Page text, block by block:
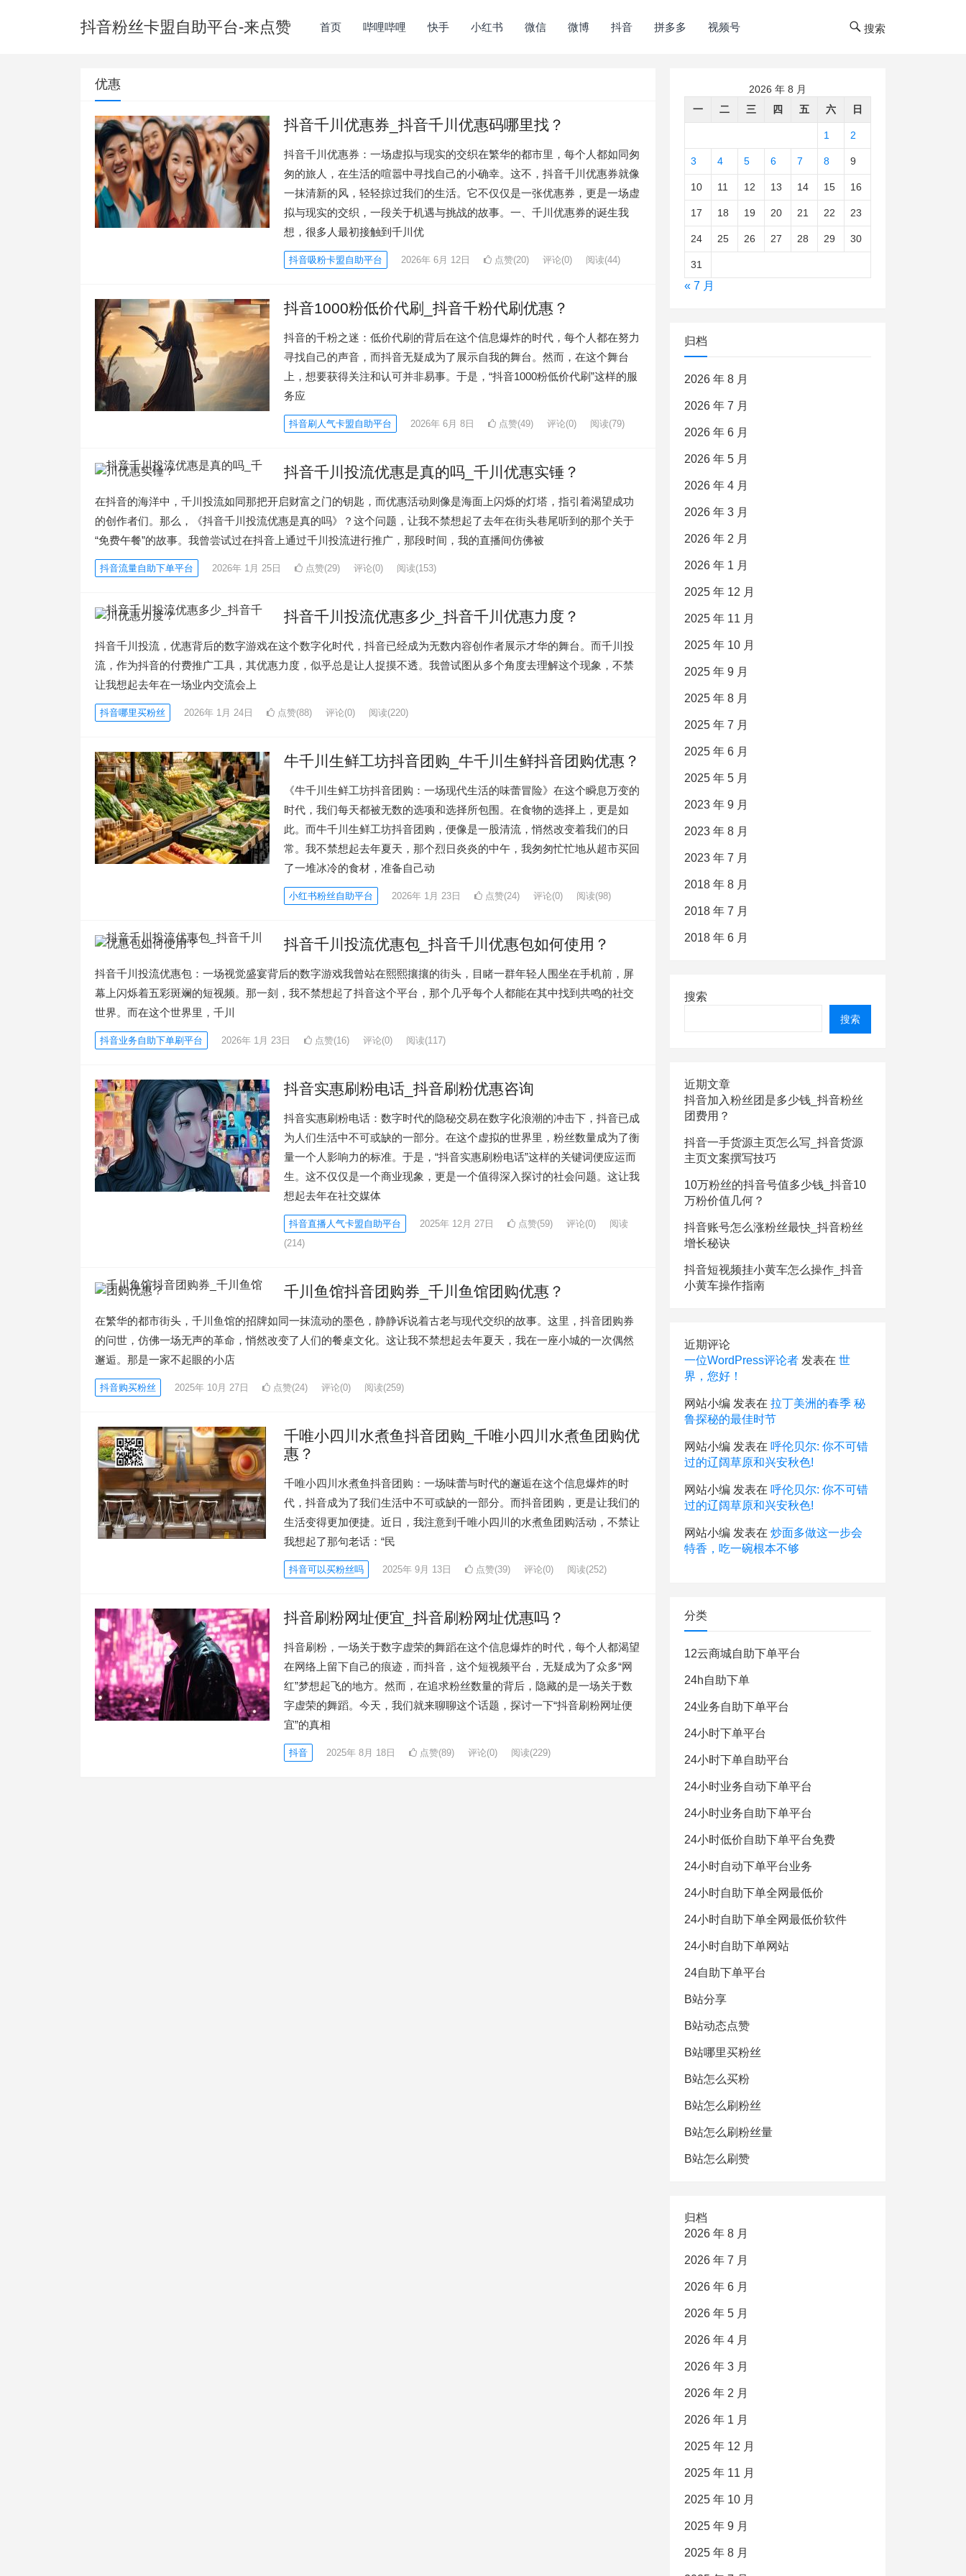
抖音粉丝卡盟自助平台-来点赞 首页 哔哩哔哩 快手 小红书 微信 微博 抖音 拼多多 视频号 搜索
优惠
抖音千川优惠券_抖音千川优惠码哪里找？
抖音千川优惠券：一场虚拟与现实的交织在繁华的都市里，每个人都如同匆
匆的旅人，在生活的喧嚣中寻找自己的小确幸。这不，抖音千川优惠券就像
一抹清新的风，轻轻掠过我们的生活。它不仅仅是一张优惠券，更是一场虚
拟与现实的交织，一段关于机遇与挑战的故事。一、千川优惠券的诞生我
想，很多人最初接触到千川优
抖音吸粉卡盟自助平台 2026年 6月 12日 点赞(20) 评论(0) 阅读(44)
抖音1000粉低价代刷_抖音千粉代刷优惠？
抖音的千粉之迷：低价代刷的背后在这个信息爆炸的时代，每个人都在努力
寻找自己的声音，而抖音无疑成为了展示自我的舞台。然而，在这个舞台
上，想要获得关注和认可并非易事。于是，“抖音1000粉低价代刷”这样的服
务应
抖音刷人气卡盟自助平台 2026年 6月 8日 点赞(49) 评论(0) 阅读(79)
抖音千川投流优惠是真的吗_千川优惠实锤？
在抖音的海洋中，千川投流如同那把开启财富之门的钥匙，而优惠活动则像是海面上闪烁的灯塔，指引着渴望成功
的创作者们。那么，《抖音千川投流优惠是真的吗》？这个问题，让我不禁想起了去年在街头巷尾听到的那个关于
“免费午餐”的故事。我曾尝试过在抖音上通过千川投流进行推广，那段时间，我的直播间仿佛被
抖音流量自助下单平台 2026年 1月 25日 点赞(29) 评论(0) 阅读(153)
抖音千川投流优惠多少_抖音千川优惠力度？
抖音千川投流，优惠背后的数字游戏在这个数字化时代，抖音已经成为无数内容创作者展示才华的舞台。而千川投
流，作为抖音的付费推广工具，其优惠力度，似乎总是让人捉摸不透。我曾试图从多个角度去理解这个现象，不禁
让我想起去年在一场业内交流会上
抖音哪里买粉丝 2026年 1月 24日 点赞(88) 评论(0) 阅读(220)
牛千川生鲜工坊抖音团购_牛千川生鲜抖音团购优惠？
《牛千川生鲜工坊抖音团购：一场现代生活的味蕾冒险》在这个瞬息万变的
时代，我们每天都被无数的选项和选择所包围。在食物的选择上，更是如
此。而牛千川生鲜工坊抖音团购，便像是一股清流，悄然改变着我们的日
常。我不禁想起去年夏天，那个烈日炎炎的中午，我匆匆忙忙地从超市买回
了一堆冰冷的食材，准备自己动
小红书粉丝自助平台 2026年 1月 23日 点赞(24) 评论(0) 阅读(98)
抖音千川投流优惠包_抖音千川优惠包如何使用？
抖音千川投流优惠包：一场视觉盛宴背后的数字游戏我曾站在熙熙攘攘的街头，目睹一群年轻人围坐在手机前，屏
幕上闪烁着五彩斑斓的短视频。那一刻，我不禁想起了抖音这个平台，那个几乎每个人都能在其中找到共鸣的社交
世界。而在这个世界里，千川
抖音业务自助下单刷平台 2026年 1月 23日 点赞(16) 评论(0) 阅读(117)
抖音实惠刷粉电话_抖音刷粉优惠咨询
抖音实惠刷粉电话：数字时代的隐秘交易在数字化浪潮的冲击下，抖音已成
为人们生活中不可或缺的一部分。在这个虚拟的世界里，粉丝数量成为了衡
量一个人影响力的标准。于是，“抖音实惠刷粉电话”这样的关键词便应运而
生。这不仅仅是一个商业现象，更是一个值得深入探讨的社会问题。这让我
想起去年在社交媒体
抖音直播人气卡盟自助平台 2025年 12月 27日 点赞(59) 评论(0)
阅读
(214)
千川鱼馆抖音团购券_千川鱼馆团购优惠？
在繁华的都市街头，千川鱼馆的招牌如同一抹流动的墨色，静静诉说着古老与现代交织的故事。这里，抖音团购券
的问世，仿佛一场无声的革命，悄然改变了人们的餐桌文化。这让我不禁想起去年夏天，我在一座小城的一次偶然
邂逅。那是一家不起眼的小店
抖音购买粉丝 2025年 10月 27日 点赞(24) 评论(0) 阅读(259)
千唯小四川水煮鱼抖音团购_千唯小四川水煮鱼团购优
惠？
千唯小四川水煮鱼抖音团购：一场味蕾与时代的邂逅在这个信息爆炸的时
代，抖音成为了我们生活中不可或缺的一部分。而抖音团购，更是让我们的
生活变得更加便捷。近日，我注意到千唯小四川的水煮鱼团购活动，不禁让
我想起了那句老话：“民
抖音可以买粉丝吗 2025年 9月 13日 点赞(39) 评论(0) 阅读(252)
抖音刷粉网址便宜_抖音刷粉网址优惠吗？
抖音刷粉，一场关于数字虚荣的舞蹈在这个信息爆炸的时代，每个人都渴望
在网络上留下自己的痕迹，而抖音，这个短视频平台，无疑成为了众多“网
红”梦想起飞的地方。然而，在追求粉丝数量的背后，隐藏的是一场关于数
字虚荣的舞蹈。今天，我们就来聊聊这个话题，探讨一下“抖音刷粉网址便
宜”的真相
抖音 2025年 8月 18日 点赞(89) 评论(0) 阅读(229)
2026 年 8 月
一
二 三 四 五 六 日
1 2
3 4 5 6 7 8 9
10 11 12 13 14 15 16
17 18 19 20 21 22 23
24 25 26 27 28 29 30
31
« 7 月
归档
2026 年 8 月
2026 年 7 月
2026 年 6 月
2026 年 5 月
2026 年 4 月
2026 年 3 月
2026 年 2 月
2026 年 1 月
2025 年 12 月
2025 年 11 月
2025 年 10 月
2025 年 9 月
2025 年 8 月
2025 年 7 月
2025 年 6 月
2025 年 5 月
2023 年 9 月
2023 年 8 月
2023 年 7 月
2018 年 8 月
2018 年 7 月
2018 年 6 月
搜索
搜索
近期文章
抖音加入粉丝团是多少钱_抖音粉丝
团费用？
抖音一手货源主页怎么写_抖音货源
主页文案撰写技巧
10万粉丝的抖音号值多少钱_抖音10
万粉价值几何？
抖音账号怎么涨粉丝最快_抖音粉丝
增长秘诀
抖音短视频挂小黄车怎么操作_抖音
小黄车操作指南
近期评论
一位WordPress评论者 发表在 世
界，您好！
网站小编 发表在 拉丁美洲的春季 秘
鲁探秘的最佳时节
网站小编 发表在 呼伦贝尔: 你不可错
过的辽阔草原和兴安秋色!
网站小编 发表在 呼伦贝尔: 你不可错
过的辽阔草原和兴安秋色!
网站小编 发表在 炒面多做这一步会
特香，吃一碗根本不够
分类
12云商城自助下单平台
24h自助下单
24业务自助下单平台
24小时下单平台
24小时下单自助平台
24小时业务自动下单平台
24小时业务自助下单平台
24小时低价自助下单平台免费
24小时自动下单平台业务
24小时自助下单全网最低价
24小时自助下单全网最低价软件
24小时自助下单网站
24自助下单平台
B站分享
B站动态点赞
B站哪里买粉丝
B站怎么买粉
B站怎么刷粉丝
B站怎么刷粉丝量
B站怎么刷赞
归档
2026 年 8 月
2026 年 7 月
2026 年 6 月
2026 年 5 月
2026 年 4 月
2026 年 3 月
2026 年 2 月
2026 年 1 月
2025 年 12 月
2025 年 11 月
2025 年 10 月
2025 年 9 月
2025 年 8 月